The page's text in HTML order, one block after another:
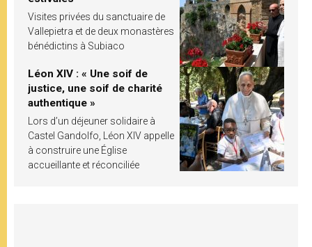
Visites privées du sanctuaire de
Vallepietra et de deux monastères
bénédictins à Subiaco
Léon XIV : « Une soif de
justice, une soif de charité
authentique »
Lors d’un déjeuner solidaire à
Castel Gandolfo, Léon XIV appelle
à construire une Église
accueillante et réconciliée